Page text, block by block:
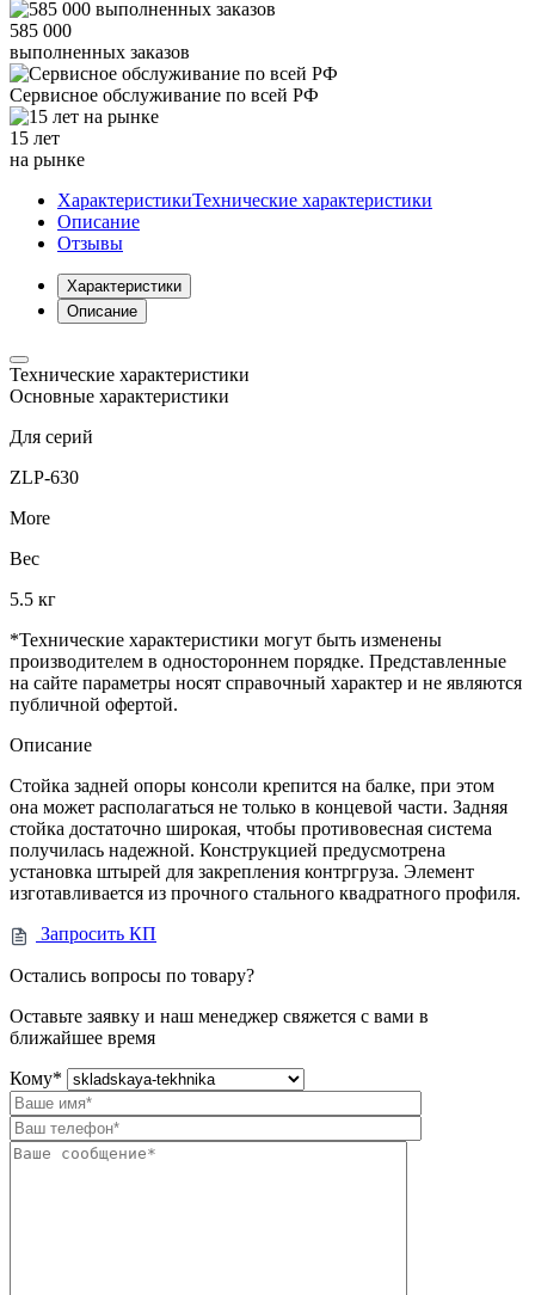
585 000
выполненных заказов
Сервисное обслуживание по всей РФ
15 лет
на рынке
ХарактеристикиТехнические характеристики
Описание
Отзывы
Характеристики
Описание
Технические характеристики
Основные характеристики
Для серий
ZLP-630
More
Вес
5.5 кг
*Технические характеристики могут быть изменены
производителем в одностороннем порядке. Представленные
на сайте параметры носят справочный характер и не являются
публичной офертой.
Описание
Стойка задней опоры консоли крепится на балке, при этом
она может располагаться не только в концевой части. Задняя
стойка достаточно широкая, чтобы противовесная система
получилась надежной. Конструкцией предусмотрена
установка штырей для закрепления контргруза. Элемент
изготавливается из прочного стального квадратного профиля.
Запросить КП
Остались вопросы по товару?
Оставьте заявку и наш менеджер свяжется с вами в
ближайшее время
Кому*